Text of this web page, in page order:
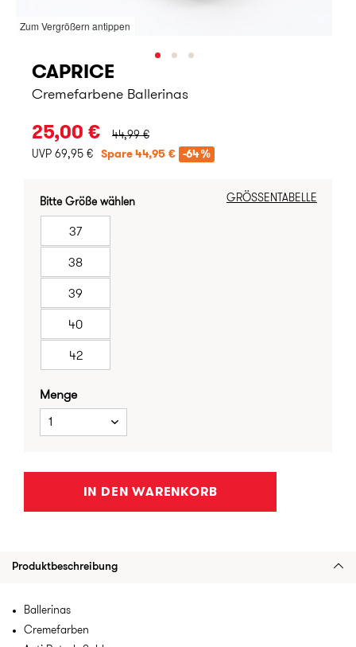
Zum Vergrößern antippen
CAPRICE
Cremefarbene Ballerinas
25,00 € URSPRÜNGLICHER PREIS:
44,99 €
UVP 69,95 €
Spare 44,95 € -64%
GRÖSSENTABELLE
Bitte Größe wählen
37
38
39
40
42
Menge
1
IN DEN WARENKORB
Produktbeschreibung
Ballerinas
Cremefarben